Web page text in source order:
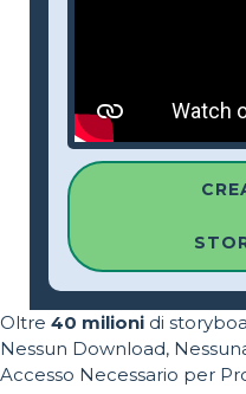
Oltre 40 milioni di
Nessun Download,
Accesso Necessario per